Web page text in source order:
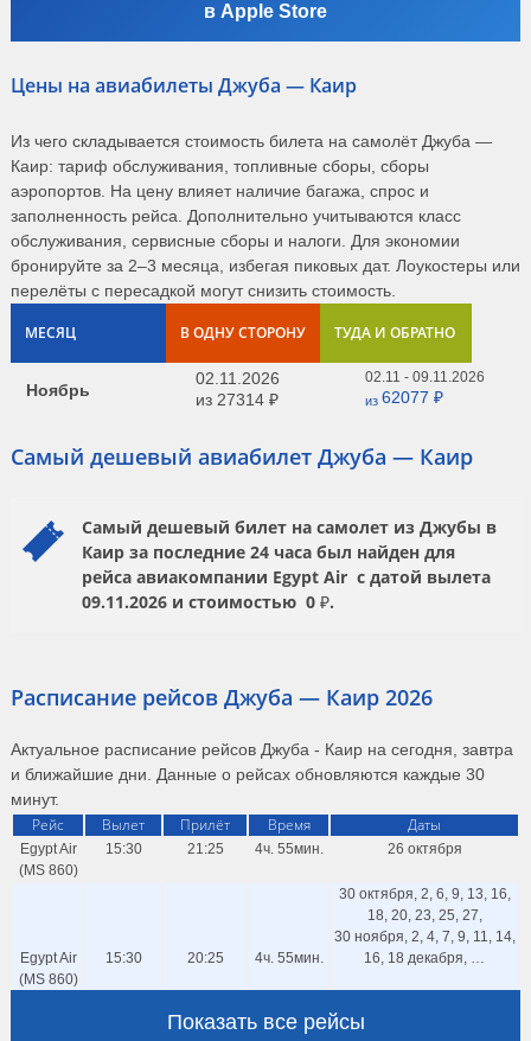
в Apple Store
Цены на авиабилеты Джуба — Каир
Из чего складывается стоимость билета на самолёт Джуба —
Каир: тариф обслуживания, топливные сборы, сборы
аэропортов. На цену влияет наличие багажа, спрос и
заполненность рейса. Дополнительно учитываются класс
обслуживания, сервисные сборы и налоги. Для экономии
бронируйте за 2–3 месяца, избегая пиковых дат. Лоукостеры или
перелёты с пересадкой могут снизить стоимость.
МЕСЯЦ В ОДНУ СТОРОНУ ТУДА И ОБРАТНО
Ноябрь
02.11.2026
из 27314 ₽
02.11 - 09.11.2026
из 62077 ₽
Самый дешевый авиабилет Джуба — Каир
Самый дешевый билет на самолет из Джубы в
Каир за последние 24 часа был найден для
рейса авиакомпании Egypt Air с датой вылета
09.11.2026 и стоимостью 0 ₽.
Расписание рейсов Джуба — Каир 2026
Актуальное расписание рейсов Джуба - Каир на сегодня, завтра
и ближайшие дни. Данные о рейсах обновляются каждые 30
минут.
Рейс Вылет Прилёт Время Даты
Egypt Air
(MS 860)
15:30 21:25 4ч. 55мин. 26 октября
Egypt Air
(MS 860)
15:30 20:25 4ч. 55мин.
30 октября, 2, 6, 9, 13, 16,
18, 20, 23, 25, 27,
30 ноября, 2, 4, 7, 9, 11, 14,
16, 18 декабря, …
31 августа, 4, 11, 18,
Показать все рейсы